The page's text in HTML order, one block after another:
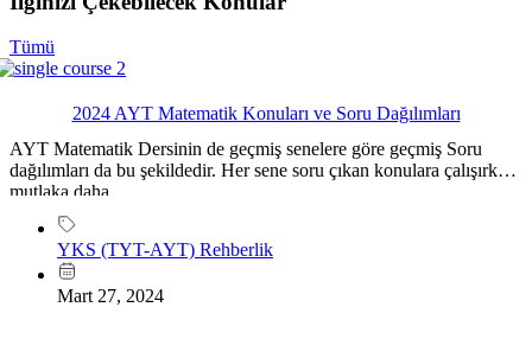
Tümü
2024 AYT Matematik Konuları ve Soru Dağılımları
AYT Matematik Dersinin de geçmiş senelere göre geçmiş Soru
dağılımları da bu şekildedir. Her sene soru çıkan konulara çalışırken
mutlaka daha...
YKS (TYT-AYT) Rehberlik
Mart 27, 2024